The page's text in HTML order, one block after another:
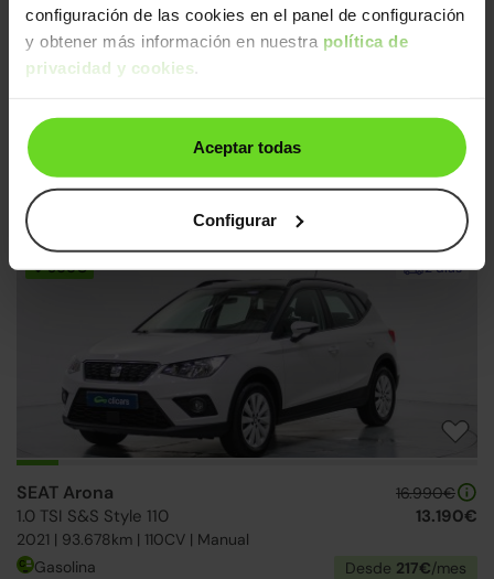
configuración de las cookies en el panel de configuración
y obtener más información en nuestra política de
privacidad y cookies
Aceptar todas
Configurar
SEAT León
ST 1.6TDI CR S&S Style 115
2020 | 129.719km | 115CV | Manual
14.990€
11.690€
Diésel /mes
2 días
↓ 500€
SEAT Arona
1.0 TSI S&S Style 110
2021 | 93.678km | 110CV | Manual
16.990€
13.190€
Gasolina Desde 217€/mes